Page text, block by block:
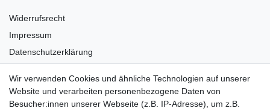
Widerrufsrecht
Impressum
Datenschutzerklärung
Barrierefreiheit
Wir verwenden Cookies und ähnliche Technologien auf unserer
Website und verarbeiten personenbezogene Daten von
Besucher:innen unserer Webseite (z.B. IP-Adresse), um z.B.